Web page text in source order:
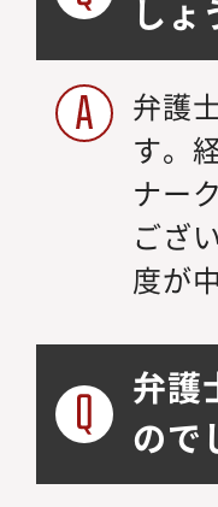
しょ
弁護
す。
ナー
ござ
度が
弁護
ので